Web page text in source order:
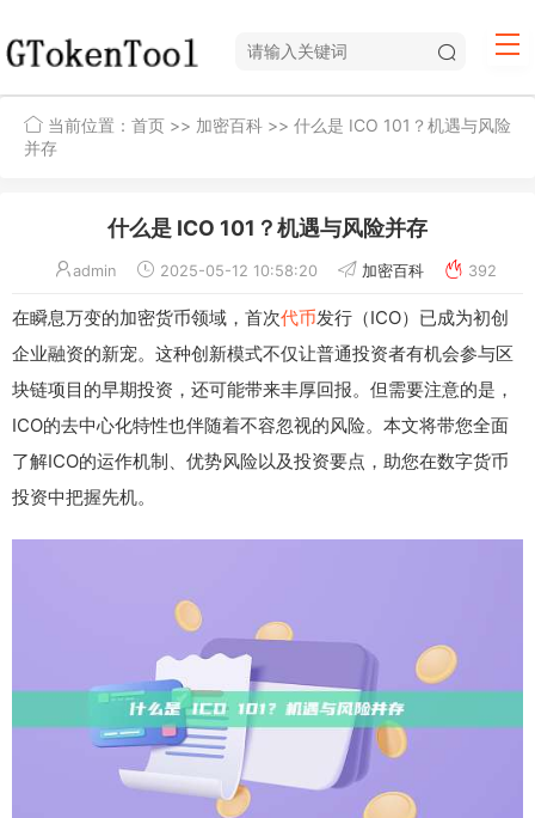
当前位置： 首页 >> 加密百科 >> 什么是 ICO 101？机遇与风险
并存
什么是 ICO 101？机遇与风险并存
admin 2025-05-12 10:58:20 加密百科 392
在瞬息万变的加密货币领域，首次代币发行（ICO）已成为初创
企业融资的新宠。这种创新模式不仅让普通投资者有机会参与区
块链项目的早期投资，还可能带来丰厚回报。但需要注意的是，
ICO的去中心化特性也伴随着不容忽视的风险。本文将带您全面
了解ICO的运作机制、优势风险以及投资要点，助您在数字货币
投资中把握先机。